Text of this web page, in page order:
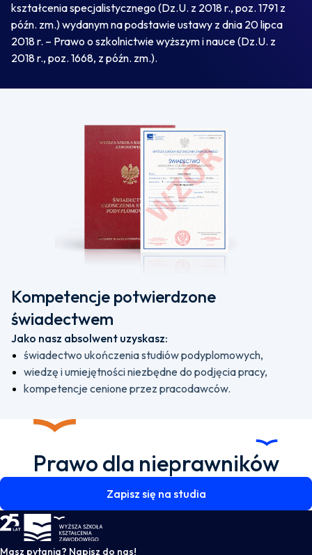
kształcenia specjalistycznego (Dz.U. z 2018 r., poz. 1791 z
późn. zm.) wydanym na podstawie ustawy z dnia 20 lipca
2018 r. – Prawo o szkolnictwie wyższym i nauce (Dz.U. z
2018 r., poz. 1668, z późn. zm.).
Kompetencje potwierdzone
świadectwem
Jako nasz absolwent uzyskasz:
świadectwo ukończenia studiów podyplomowych,
wiedzę i umiejętności niezbędne do podjęcia pracy,
kompetencje cenione przez pracodawców.
Prawo dla nieprawników
Zapisz się na studia
WSKZ - strona główna
Masz pytania? Napisz do nas!